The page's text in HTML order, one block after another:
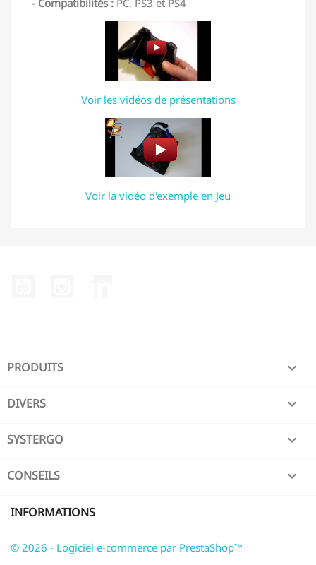
- Compatibilités : PC, PS3 et PS4
Voir les vidéos de présentations
Voir la vidéo d'exemple en Jeu
PRODUITS 
DIVERS 
SYSTERGO 
CONSEILS 
INFORMATIONS
© 2026 - Logiciel e-commerce par PrestaShop™